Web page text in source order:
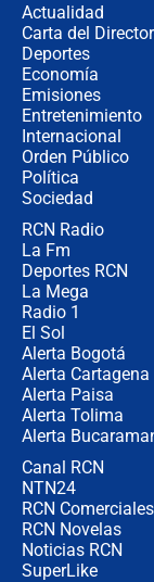
Actualidad
Carta del Director
Deportes
Economía
Emisiones
Entretenimiento
Internacional
Orden Público
Política
Sociedad
RCN Radio
La Fm
Deportes RCN
La Mega
Radio 1
El Sol
Alerta Bogotá
Alerta Cartagena
Alerta Paisa
Alerta Tolima
Alerta
Canal RCN
NTN24
RCN Comerciales
RCN Novelas
Noticias RCN
SuperLike